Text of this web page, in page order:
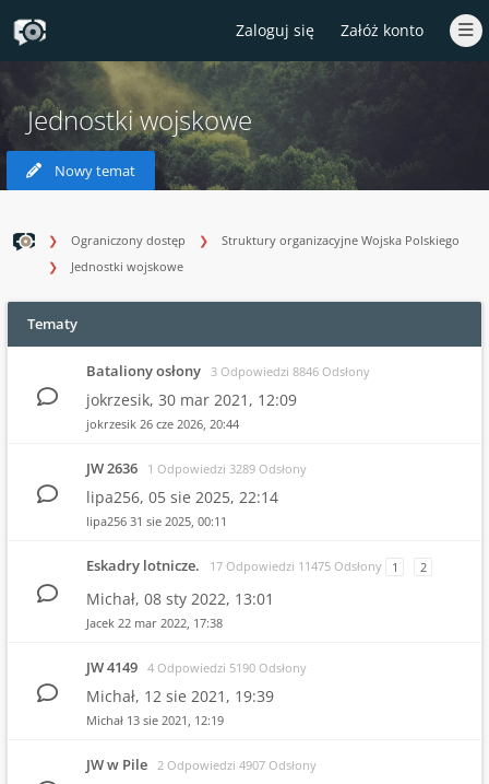
Zaloguj się Załóż konto
Jednostki wojskowe
Nowy temat
Ograniczony dostęp
Struktury organizacyjne Wojska Polskiego
Jednostki wojskowe
Tematy
Bataliony osłony 3 Odpowiedzi 8846 Odsłony
jokrzesik, 30 mar 2021, 12:09
jokrzesik 26 cze 2026, 20:44
JW 2636 1 Odpowiedzi 3289 Odsłony
lipa256, 05 sie 2025, 22:14
lipa256 31 sie 2025, 00:11
Eskadry lotnicze. 17 Odpowiedzi 11475 Odsłony 1 2
Michał, 08 sty 2022, 13:01
Jacek 22 mar 2022, 17:38
JW 4149 4 Odpowiedzi 5190 Odsłony
Michał, 12 sie 2021, 19:39
Michał 13 sie 2021, 12:19
JW w Pile 2 Odpowiedzi 4907 Odsłony